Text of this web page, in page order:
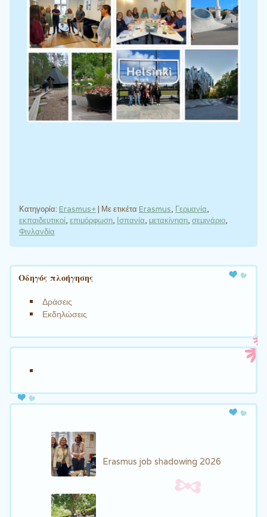
Κατηγορία: Erasmus+ | Με ετικέτα Erasmus, Γερμανία,
εκπαιδευτικοί, επιμόρφωση, Ισπανία, μετακίνηση, σεμινάριο,
Φινλανδία
Πλοήγηση άρθρων
Οδηγός πλοήγησης
Δράσεις
Εκδηλώσεις
Erasmus job shadowing 2026